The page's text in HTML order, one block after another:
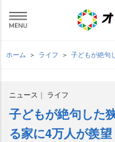
ホーム ライフ 子どもが絶句
ニュース ライフ
子どもが絶句した
る家に4万人が羨